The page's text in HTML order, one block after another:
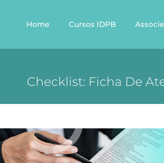
Home Cursos IDPB
Checklist: Ficha De